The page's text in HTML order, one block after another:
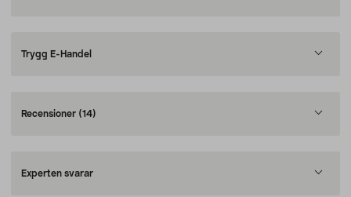
Trygg E-Handel
Recensioner (14)
Experten svarar